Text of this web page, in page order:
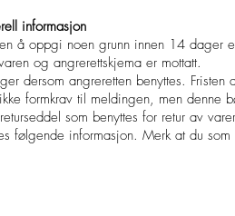
informasjon
å oppgi noen grunn innen 14 dager
og angrerettskjema er mottatt.
dersom angreretten benyttes.
formkrav til meldingen, men
som benyttes for retur av
følgende informasjon. Merk at du